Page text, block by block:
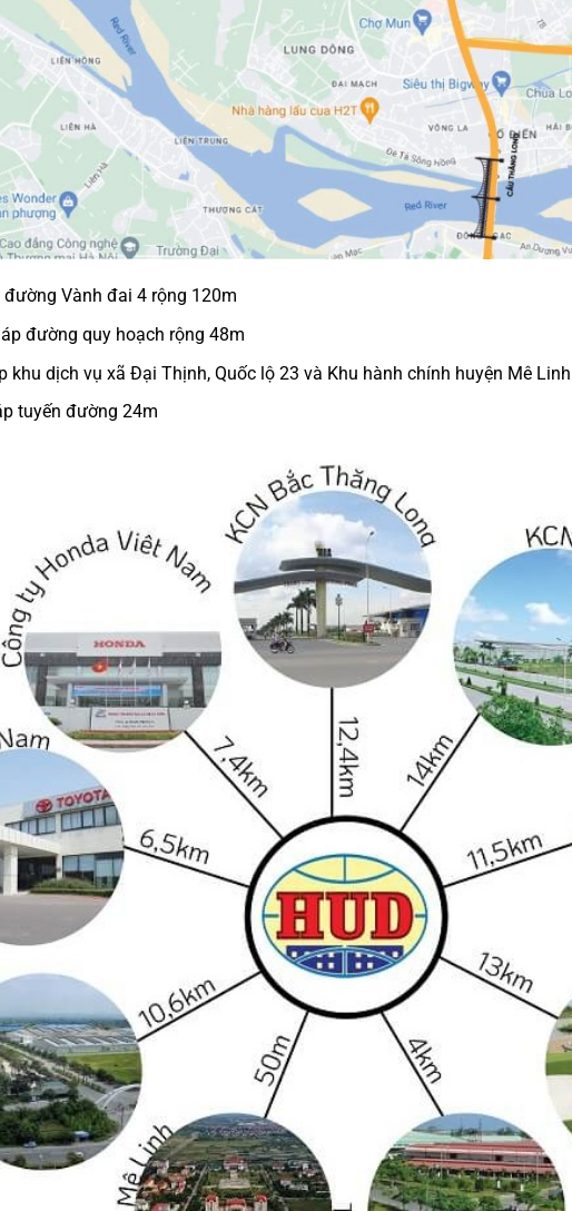
đường Vành đai 4 rộng 120m
đường quy hoạch rộng 48m
khu dịch vụ xã Đại Thịnh, Quốc lộ 23 và Khu hành chính huyện Mê Linh
tuyến đường 24m